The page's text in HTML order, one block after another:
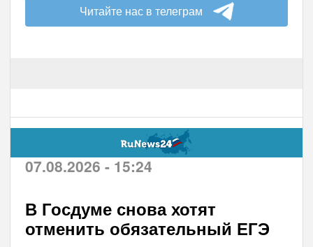
Читайте нас в телеграм
07.08.2026 - 15:24
В Госдуме снова хотят
отменить обязательный ЕГЭ